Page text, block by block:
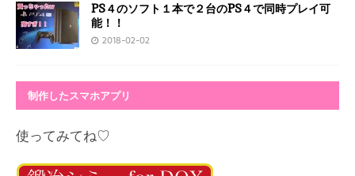
PS４のソフト１本で２台のPS４で同時プレイ可
能！！
2018-02-02
制作したスマホアプリ
使ってみてね♡